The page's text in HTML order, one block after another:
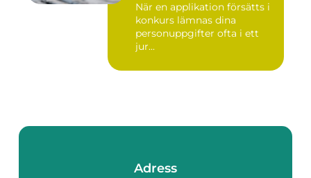
När en applikation försätts i
konkurs lämnas dina
personuppgifter ofta i ett
jur...
Adress